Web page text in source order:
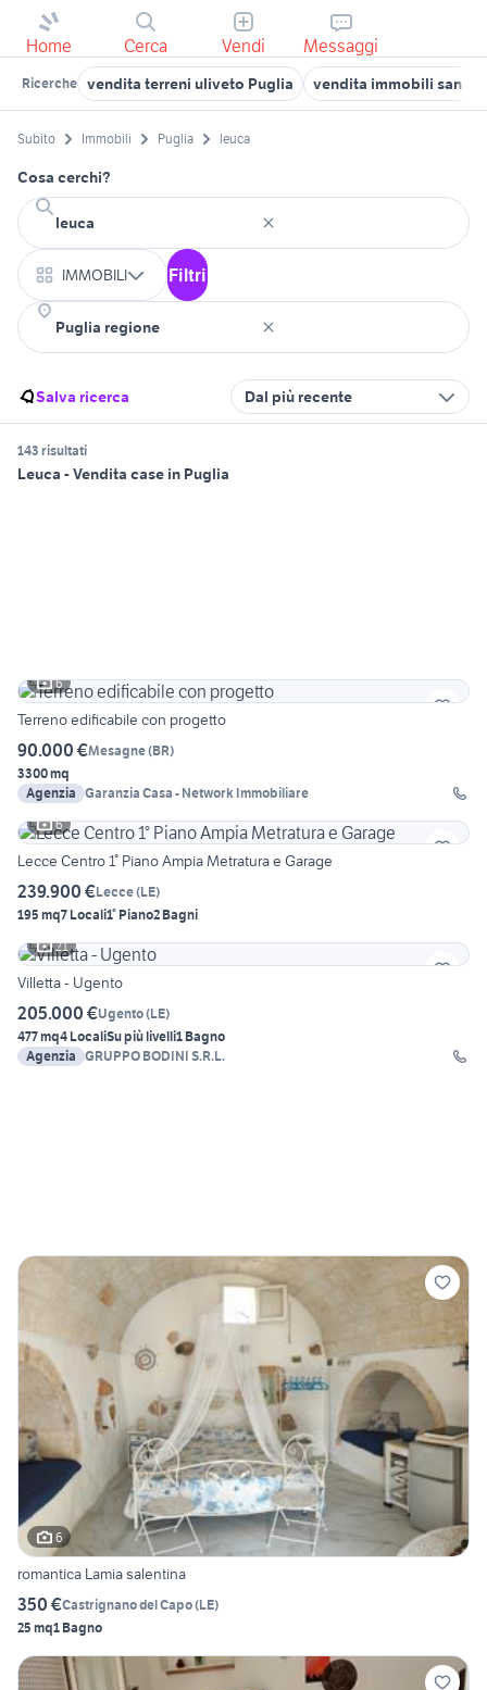
Home Cerca Vendi Messaggi
Ricerche vendita terreni uliveto Puglia vendita immobili san
Subito Immobili Puglia leuca
Cosa cerchi?
IMMOBILI Filtri
Salva ricerca Dal più recente
143 risultati
Leuca - Vendita case in Puglia
6
Terreno edificabile con progetto
90.000 €Mesagne(BR)
3300 mq
Agenzia Garanzia Casa - Network Immobiliare
6
Lecce Centro 1° Piano Ampia Metratura e Garage
239.900 €Lecce(LE)
195 mq7 Locali1° Piano2 Bagni
21
Villetta - Ugento
205.000 €Ugento(LE)
477 mq4 LocaliSu più livelli1 Bagno
Agenzia GRUPPO BODINI S.R.L.
6
romantica Lamia salentina
350 €Castrignano del Capo(LE)
25 mq1 Bagno